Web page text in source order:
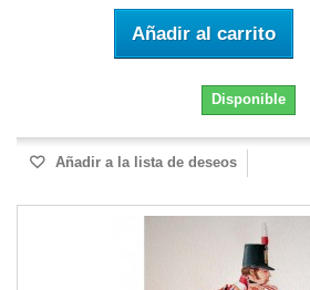
Añadir al carrito
Disponible
Añadir a la lista de deseos